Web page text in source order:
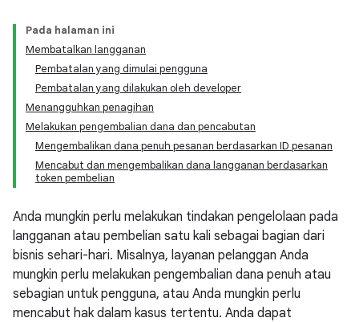
Pada halaman ini
Membatalkan langganan
Pembatalan yang dimulai pengguna
Pembatalan yang dilakukan oleh developer
Menangguhkan penagihan
Melakukan pengembalian dana dan pencabutan
Mengembalikan dana penuh pesanan berdasarkan ID pesanan
Mencabut dan mengembalikan dana langganan berdasarkan
token pembelian
Anda mungkin perlu melakukan tindakan pengelolaan pada
langganan atau pembelian satu kali sebagai bagian dari
bisnis sehari-hari. Misalnya, layanan pelanggan Anda
mungkin perlu melakukan pengembalian dana penuh atau
sebagian untuk pengguna, atau Anda mungkin perlu
mencabut hak dalam kasus tertentu. Anda dapat